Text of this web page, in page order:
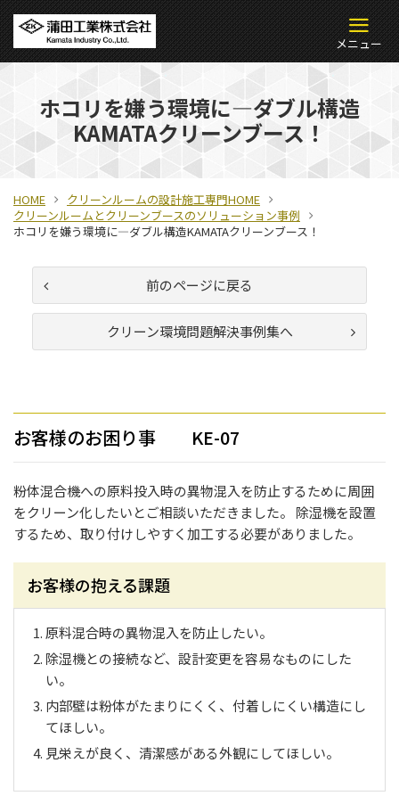
ホコリを嫌う環境に―ダブル構造
KAMATAクリーンブース！
HOME
クリーンルームの設計施工専門HOME
クリーンルームとクリーンブースのソリューション事例
ホコリを嫌う環境に―ダブル構造KAMATAクリーンブース！
前のページに戻る
クリーン環境問題解決事例集へ
お客様のお困り事 KE-07
粉体混合機への原料投入時の異物混入を防止するために周囲
をクリーン化したいとご相談いただきました。 除湿機を設置
するため、取り付けしやすく加工する必要がありました。
お客様の抱える課題
原料混合時の異物混入を防止したい。
除湿機との接続など、設計変更を容易なものにした
い。
内部壁は粉体がたまりにくく、付着しにくい構造にし
てほしい。
見栄えが良く、清潔感がある外観にしてほしい。